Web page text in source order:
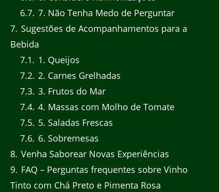
6.7 7. Não Tenha Medo de Perguntar
7 Sugestões de Acompanhamentos para a
Bebida
7.1
1. Queijos
7.2 2. Carnes Grelhadas
7.3 3. Frutos do Mar
7.4 4. Massas com Molho de Tomate
7.5 5. Saladas Frescas
7.6 6. Sobremesas
8 Venha Saborear Novas Experiências
9 FAQ – Perguntas frequentes sobre Vinho
Tinto com Chá Preto e Pimenta Rosa